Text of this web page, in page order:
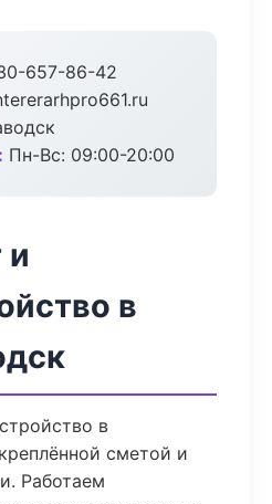
657-86-42
Пн-Вс: 09:00-20:00
в
в
сметой и
Работаем